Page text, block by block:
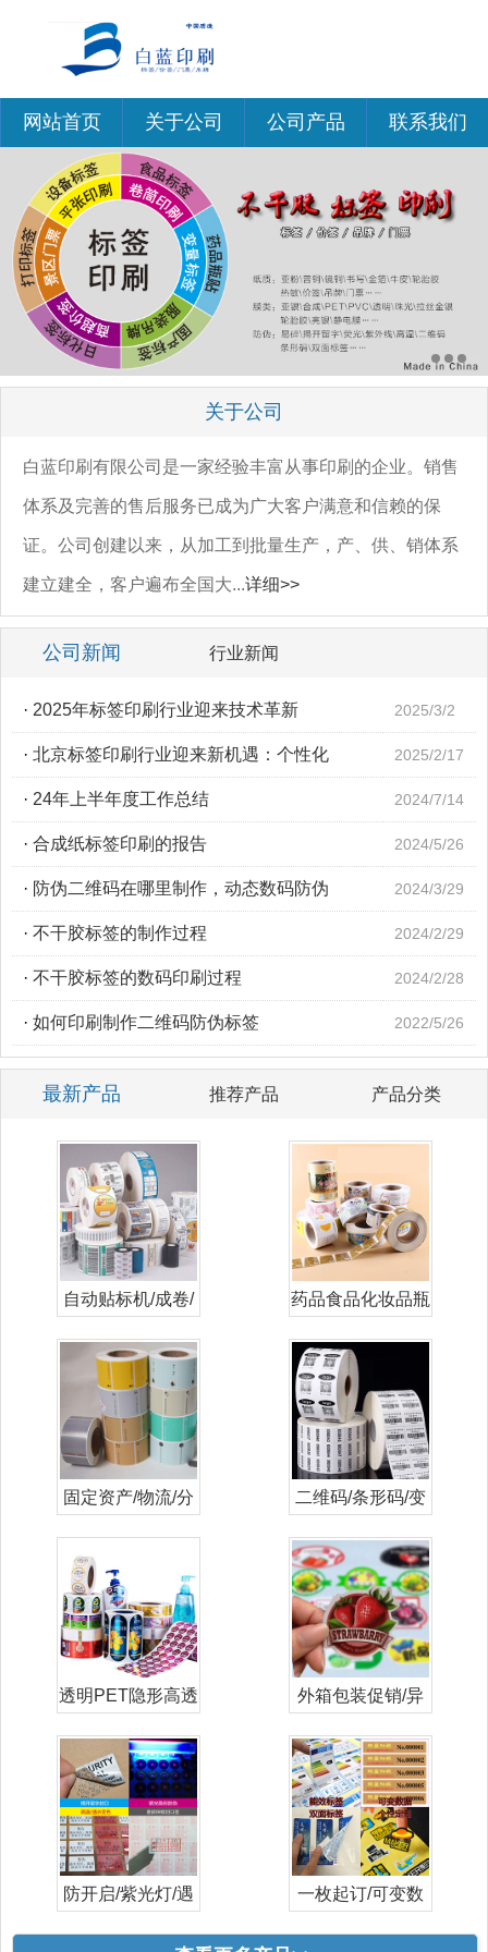
网站首页 关于公司 公司产品 联系我们
关于公司
白蓝印刷有限公司是一家经验丰富从事印刷的企业。销售
体系及完善的售后服务已成为广大客户满意和信赖的保
证。公司创建以来，从加工到批量生产，产、供、销体系
建立建全，客户遍布全国大...详细>>
公司新闻 行业新闻
· 2025年标签印刷行业迎来技术革新 2025/3/2
· 北京标签印刷行业迎来新机遇：个性化 2025/2/17
· 24年上半年度工作总结 2024/7/14
· 合成纸标签印刷的报告 2024/5/26
· 防伪二维码在哪里制作，动态数码防伪 2024/3/29
· 不干胶标签的制作过程 2024/2/29
· 不干胶标签的数码印刷过程 2024/2/28
· 如何印刷制作二维码防伪标签 2022/5/26
最新产品 推荐产品 产品分类
自动贴标机/成卷/
药品食品化妆品瓶
固定资产/物流/分
二维码/条形码/变
透明PET隐形高透
外箱包装促销/异
防开启/紫光灯/遇
一枚起订/可变数